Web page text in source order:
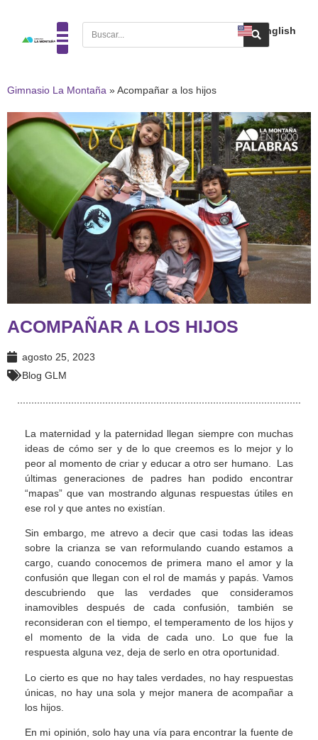
English
Gimnasio La Montaña » Acompañar a los hijos
ACOMPAÑAR A LOS HIJOS
agosto 25, 2023
Blog GLM
La maternidad y la paternidad llegan siempre con muchas
ideas de cómo ser y de lo que creemos es lo mejor y lo
peor al momento de criar y educar a otro ser humano. Las
últimas generaciones de padres han podido encontrar
“mapas” que van mostrando algunas respuestas útiles en
ese rol y que antes no existían.
Sin embargo, me atrevo a decir que casi todas las ideas
sobre la crianza se van reformulando cuando estamos a
cargo, cuando conocemos de primera mano el amor y la
confusión que llegan con el rol de mamás y papás. Vamos
descubriendo que las verdades que consideramos
inamovibles después de cada confusión, también se
reconsideran con el tiempo, el temperamento de los hijos y
el momento de la vida de cada uno. Lo que fue la
respuesta alguna vez, deja de serlo en otra oportunidad.
Lo cierto es que no hay tales verdades, no hay respuestas
únicas, no hay una sola y mejor manera de acompañar a
los hijos.
En mi opinión, solo hay una vía para encontrar la fuente de